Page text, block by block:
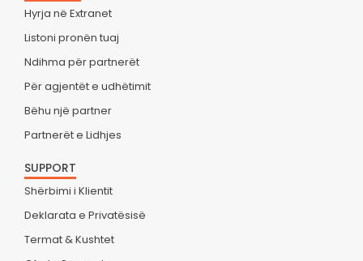
Hyrja në Extranet
Listoni pronën tuaj
Ndihma për partnerët
Për agjentët e udhëtimit
Bëhu një partner
Partnerët e Lidhjes
SUPPORT
Shërbimi i Klientit
Deklarata e Privatësisë
Termat & Kushtet